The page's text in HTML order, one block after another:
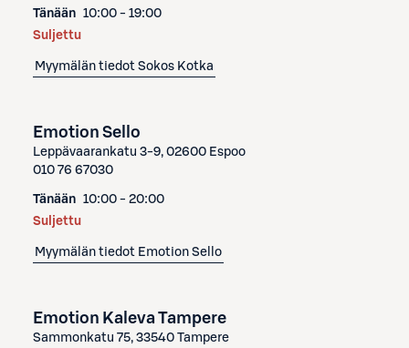
Tänään 10:00 - 19:00
Suljettu
Myymälän tiedot Sokos Kotka
Emotion Sello
Leppävaarankatu 3-9, 02600 Espoo
010 76 67030
Tänään 10:00 - 20:00
Suljettu
Myymälän tiedot Emotion Sello
Emotion Kaleva Tampere
Sammonkatu 75, 33540 Tampere